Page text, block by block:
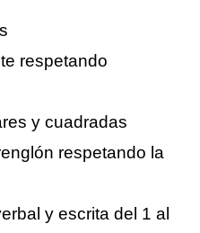
respetando
y cuadradas
respetando la
y escrita del 1 al